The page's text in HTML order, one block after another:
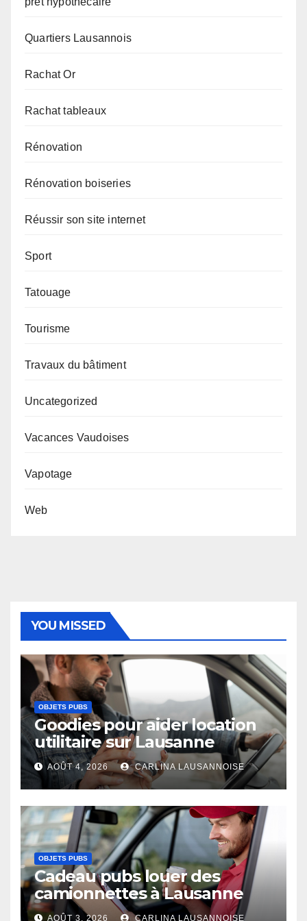
Quartiers Lausannois
Rachat Or
Rachat tableaux
Rénovation
Rénovation boiseries
Réussir son site internet
Sport
Tatouage
Tourisme
Travaux du bâtiment
Uncategorized
Vacances Vaudoises
Vapotage
Web
YOU MISSED
OBJETS PUBS
Goodies pour aider location
utilitaire sur Lausanne
AOÛT 4, 2026 CARLINA LAUSANNOISE
OBJETS PUBS
Cadeau pubs louer des
camionnettes à Lausanne
AOÛT 3, 2026 CARLINA LAUSANNOISE